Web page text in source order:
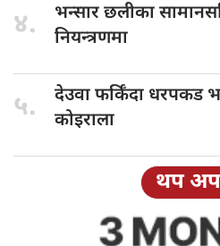
४. भन्सार छलीका
नियन्त्रणमा
५. देउवा फर्किँदा धरपकड
कोइराला
थप